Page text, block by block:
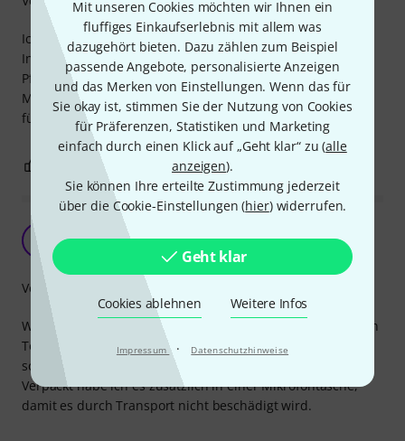
Mit unseren Cookies möchten wir Ihnen ein
fluffiges Einkaufserlebnis mit allem was
dazugehört bieten. Dazu zählen zum Beispiel
passende Angebote, personalisierte Anzeigen
und das Merken von Einstellungen. Wenn das für
Sie okay ist, stimmen Sie der Nutzung von Cookies
für Präferenzen, Statistiken und Marketing
einfach durch einen Klick auf „Geht klar“ zu (alle
anzeigen).
Sie können Ihre erteilte Zustimmung jederzeit
über die Cookie-Einstellungen (hier) widerrufen.
Geht klar
Cookies ablehnen Weitere Infos
Impressum · Datenschutzhinweise
Ich habe mir diese Pfeife geleistet um verschiedene
Instrumente in verschiedenen Tonlagen zu stimmen. Die
Pfeife ist aus Plastik gefertigt und klingt wie eine
Muntharmonika. Der tiefste Ton hat oben und unten einen
fühlbaren Punkt zur Orientierung. Ich bin zufrieden.
0 BEWERTUNG MELDEN
Gut für die Bandprobe
Gerhard9764 24.01.2023
Wenn für den Gesang oder was auch immer mal wieder ein
Ton gesucht wird ist das sehr hilfreich und funktioniert
schnell und gut hörbar. Es hat auch einen guten Sound.
Verpackt habe ich es zusätzlich in einer Mikrofontasche,
damit es durch Transport nicht beschädigt wird.
Verarbeitung